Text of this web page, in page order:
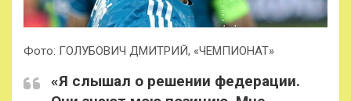
Фото: ГОЛУБОВИЧ ДМИТРИЙ, «ЧЕМПИОНАТ»
«Я слышал о решении федерации.